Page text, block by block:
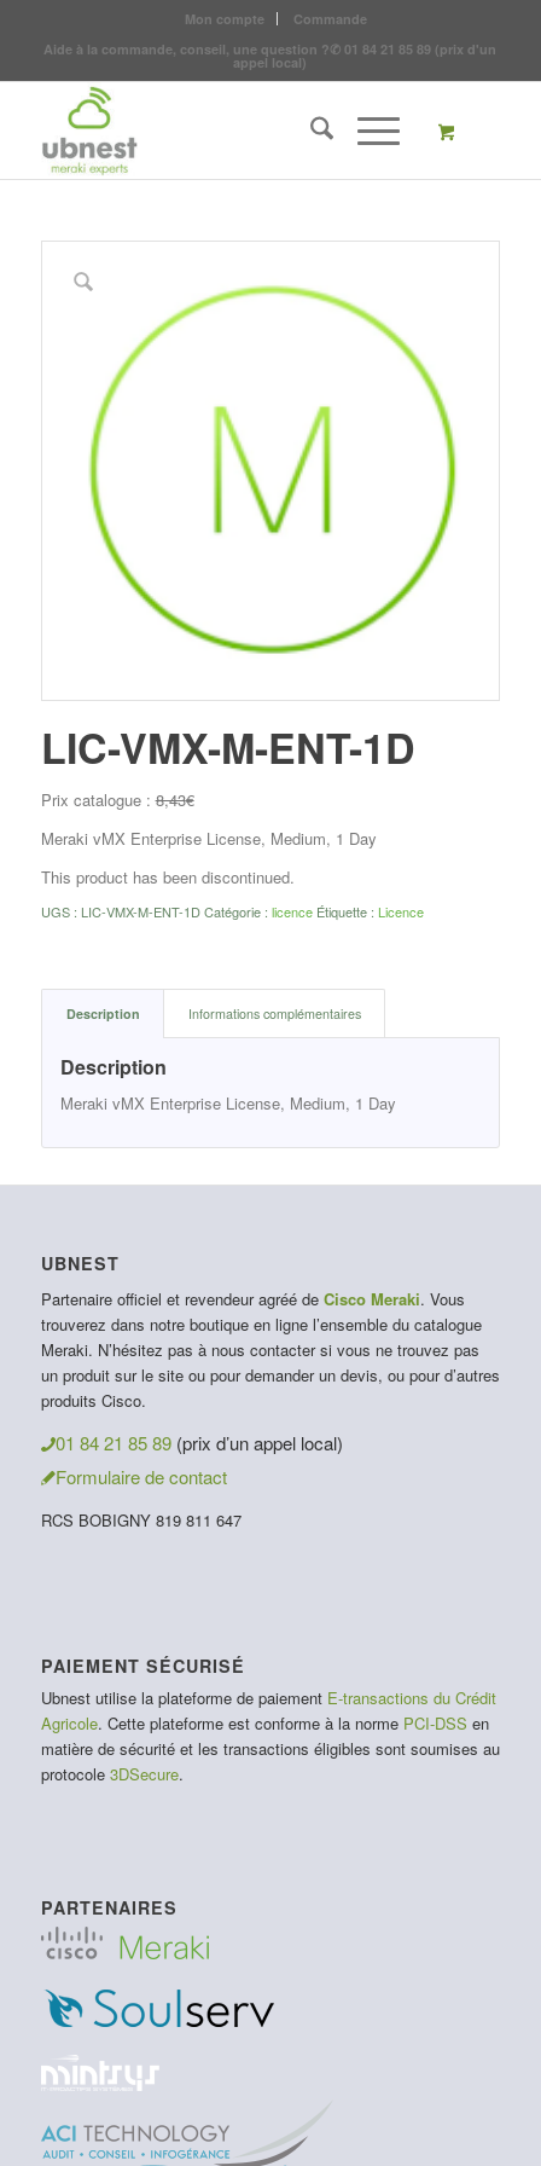
Mon compte
Commande
Aide à la commande, conseil, une question ?✆ 01 84 21 85 89 (prix d'un
appel local)
LIC-VMX-M-ENT-1D
Prix catalogue :8,43€
Meraki vMX Enterprise License, Medium, 1 Day
This product has been discontinued.
UGS : LIC-VMX-M-ENT-1D Catégorie : licence Étiquette : Licence
Description Informations complémentaires
Description
Meraki vMX Enterprise License, Medium, 1 Day
UBNEST
Partenaire officiel et revendeur agréé de Cisco Meraki. Vous
trouverez dans notre boutique en ligne l’ensemble du catalogue
Meraki. N’hésitez pas à nous contacter si vous ne trouvez pas
un produit sur le site ou pour demander un devis, ou pour d’autres
produits Cisco.
01 84 21 85 89 (prix d’un appel local)
Formulaire de contact
RCS BOBIGNY 819 811 647
PAIEMENT SÉCURISÉ
Ubnest utilise la plateforme de paiement E-transactions du Crédit
Agricole. Cette plateforme est conforme à la norme PCI-DSS en
matière de sécurité et les transactions éligibles sont soumises au
protocole 3DSecure.
PARTENAIRES